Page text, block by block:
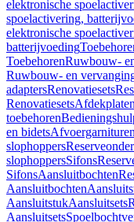
elektronische
spoelactivering,
elektronische
batterijvoeding
ToebehorenRuwbouw-
Ruwbouw- en
adaptersRenovatiesets
RenovatiesetsAfdekplaten
toebehoren
en bidets
slophoppers
slophoppersSifons
SifonsAansluitbochten
Aansluitbochten
AansluitstukAansluitsets
Aansluitsets